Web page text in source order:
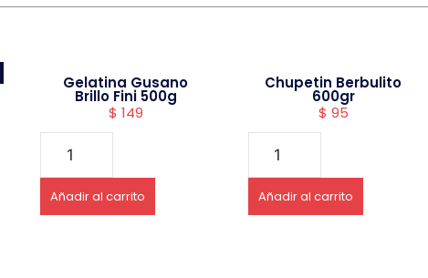
Gelatina Gusano
Brillo Fini 500g
$ 149
Añadir al carrito
Chupetin Berbulito
600gr
$ 95
Añadir al carrito